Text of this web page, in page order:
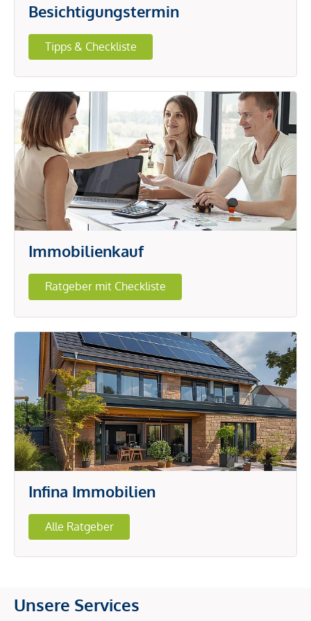
Besichtigungstermin
Tipps & Checkliste
Immobilienkauf
Ratgeber mit Checkliste
Infina Immobilien
Alle Ratgeber
Unsere Services